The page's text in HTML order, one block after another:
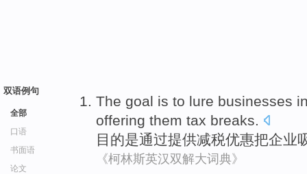
双语例句
全部
口语
书面语
论文
The goal is to lure businesses
offering them tax breaks.
目的是通过提供减税优惠把企业
《柯林斯英汉双解大词典》